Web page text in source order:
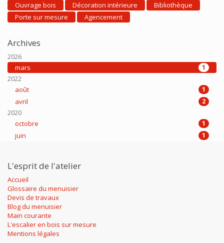
Ouvrage bois Décoration intérieure
Bibliothèque
Porte sur mesure
Agencement
Archives
2026
mars
1
2022
août
1
avril 2
2020
octobre
1
juin 1
L'esprit de l'atelier
Accueil
Glossaire du menuisier
Devis de travaux
Blog du menuisier
Main courante
L'escalier en bois sur mesure
Mentions légales